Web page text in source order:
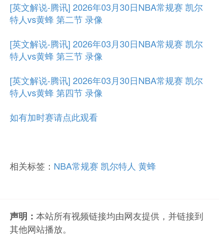
[英文解说-腾讯] 2026年03月30日NBA常规赛 凯尔
特人vs黄蜂 第二节 录像
[英文解说-腾讯] 2026年03月30日NBA常规赛 凯尔
特人vs黄蜂 第三节 录像
[英文解说-腾讯] 2026年03月30日NBA常规赛 凯尔
特人vs黄蜂 第四节 录像
如有加时赛请点此观看
相关标签： NBA常规赛 凯尔特人 黄蜂
声明： 本站所有视频链接均由网友提供，并链接到
其他网站播放。